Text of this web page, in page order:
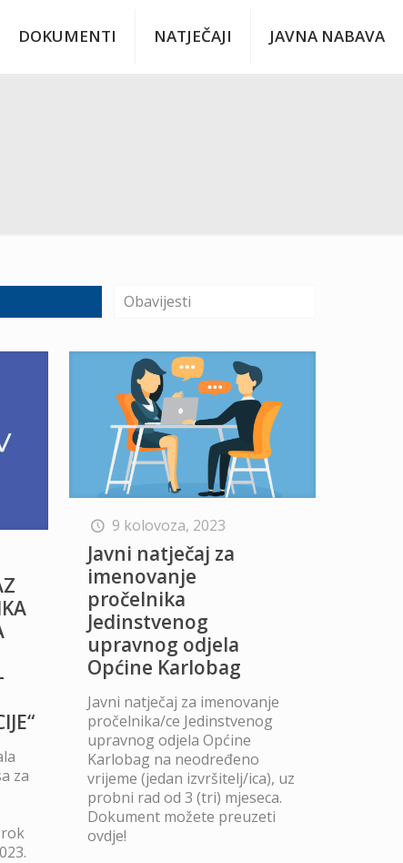
DOKUMENTI NATJEČAJI JAVNA NABAVA
Obavijesti
za
9 kolovoza, 2023
Javni natječaj za
imenovanje
pročelnika
Jedinstvenog
upravnog odjela
Općine Karlobag
Javni natječaj za imenovanje
pročelnika/ce Jedinstvenog
upravnog odjela Općine
Karlobag na neodređeno
vrijeme (jedan izvršitelj/ica), uz
probni rad od 3 (tri) mjeseca.
Dokument možete preuzeti
ovdje!